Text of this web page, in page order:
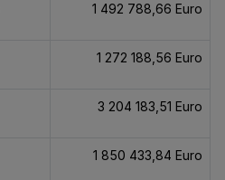
1 492 788,66 Euro
1 272 188,56 Euro
3 204 183,51 Euro
1 850 433,84 Euro